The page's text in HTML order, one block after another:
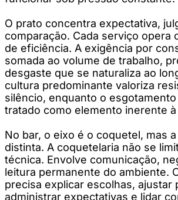
O prato concentra expectativa,
comparação. Cada serviço opera
de eficiência. A exigência por
somada ao volume de trabalho,
desgaste que se naturaliza ao
cultura predominante valoriza
silêncio, enquanto o
tratado como elemento inerente
No bar, o eixo é o coquetel, mas
distinta. A coquetelaria não se
técnica. Envolve comunicação,
leitura permanente do ambiente.
precisa explicar escolhas, ajustar
administrar expectativas e lidar